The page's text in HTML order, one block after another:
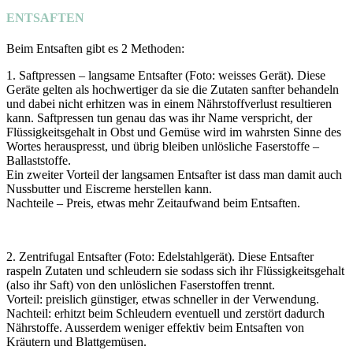
ENTSAFTEN
Beim Entsaften gibt es 2 Methoden:
1. Saftpressen – langsame Entsafter (Foto: weisses Gerät). Diese
Geräte gelten als hochwertiger da sie die Zutaten sanfter behandeln
und dabei nicht erhitzen was in einem Nährstoffverlust resultieren
kann. Saftpressen tun genau das was ihr Name verspricht, der
Flüssigkeitsgehalt in Obst und Gemüse wird im wahrsten Sinne des
Wortes herauspresst, und übrig bleiben unlösliche Faserstoffe –
Ballaststoffe.
Ein zweiter Vorteil der langsamen Entsafter ist dass man damit auch
Nussbutter und Eiscreme herstellen kann.
Nachteile – Preis, etwas mehr Zeitaufwand beim Entsaften.
2. Zentrifugal Entsafter (Foto: Edelstahlgerät). Diese Entsafter
raspeln Zutaten und schleudern sie sodass sich ihr Flüssigkeitsgehalt
(also ihr Saft) von den unlöslichen Faserstoffen trennt.
Vorteil: preislich günstiger, etwas schneller in der Verwendung.
Nachteil: erhitzt beim Schleudern eventuell und zerstört dadurch
Nährstoffe. Ausserdem weniger effektiv beim Entsaften von
Kräutern und Blattgemüsen.